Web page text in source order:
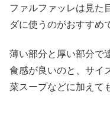
ファルファッレは見た
ダに使うのがおすすめ
薄い部分と厚い部分で
食感が良いのと、サイ
菜スープなどに加えて